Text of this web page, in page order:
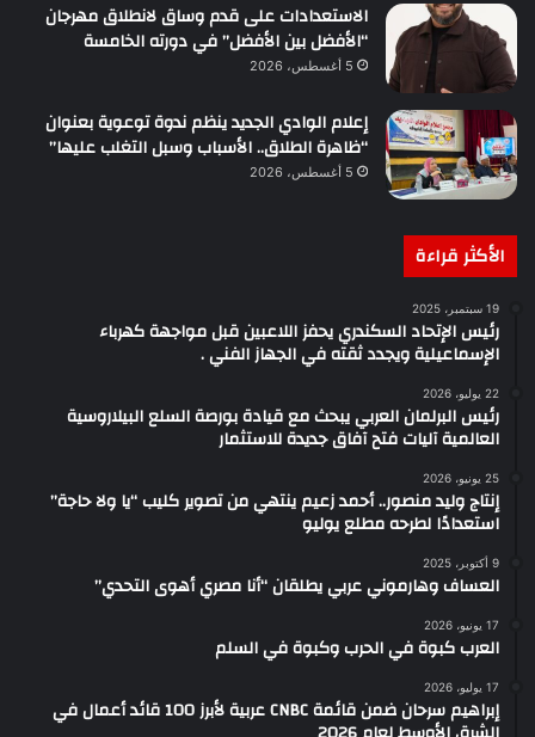
الاستعدادات على قدم وساق لانطلاق مهرجان
“الأفضل بين الأفضل” في دورته الخامسة
5 أغسطس، 2026
إعلام الوادي الجديد ينظم ندوة توعوية بعنوان
“ظاهرة الطلاق.. الأسباب وسبل التغلب عليها”
5 أغسطس، 2026
الأكثر قراءة
19 سبتمبر، 2025
رئيس الإتحاد السكندري يحفز اللاعبين قبل مواجهة كهرباء
الإسماعيلية ويجدد ثقته في الجهاز الفني .
22 يوليو، 2026
رئيس البرلمان العربي يبحث مع قيادة بورصة السلع البيلاروسية
العالمية آليات فتح آفاق جديدة للاستثمار
25 يونيو، 2026
إنتاج وليد منصور.. أحمد زعيم ينتهي من تصوير كليب “يا ولا حاجة”
استعدادًا لطرحه مطلع يوليو
9 أكتوبر، 2025
العساف وهارموني عربي يطلقان “أنا مصري أهوى التحدي”
17 يونيو، 2026
العرب كبوة في الحرب وكبوة في السلم
17 يوليو، 2026
إبراهيم سرحان ضمن قائمة CNBC عربية لأبرز 100 قائد أعمال في